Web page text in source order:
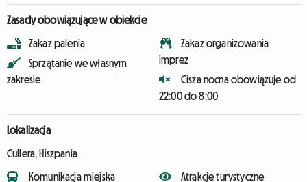
Zasady obowiązujące w obiekcie
Zakaz palenia
Sprzątanie we własnym
zakresie
Zakaz organizowania
imprez
Cisza nocna obowiązuje od
22:00 do 8:00
Lokalizacja
Cullera, Hiszpania
Komunikacja miejska
Atrakcje turystyczne